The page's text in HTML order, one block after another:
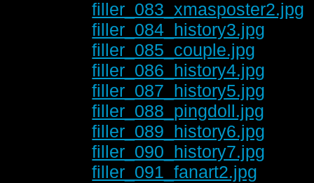
filler_083_xmasposter2.jpg
filler_084_history3.jpg
filler_085_couple.jpg
filler_086_history4.jpg
filler_087_history5.jpg
filler_088_pingdoll.jpg
filler_089_history6.jpg
filler_090_history7.jpg
filler_091_fanart2.jpg